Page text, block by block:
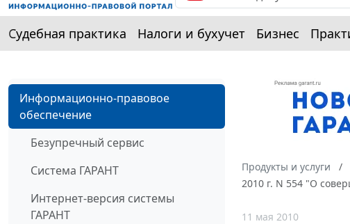
Судебная практика Налоги и бухучет Бизнес
Информационно-правовое
обеспечение
Безупречный сервис
Система ГАРАНТ
Интернет-версия системы
ГАРАНТ
Продукты и услуги
2010 г. N 554 "О
11 мая 2010